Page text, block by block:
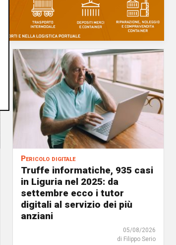
Pericolo digitale
Truffe informatiche, 935 casi
in Liguria nel 2025: da
settembre ecco i tutor
digitali al servizio dei più
anziani
05/08/2026
di Filippo Serio